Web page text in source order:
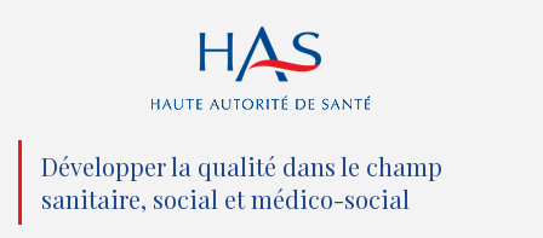
n
o
u
o
k
(
n
o
e
(
n
o
u
(
n
o
Développer la qualité dans le champ
sanitaire, social et médico-social